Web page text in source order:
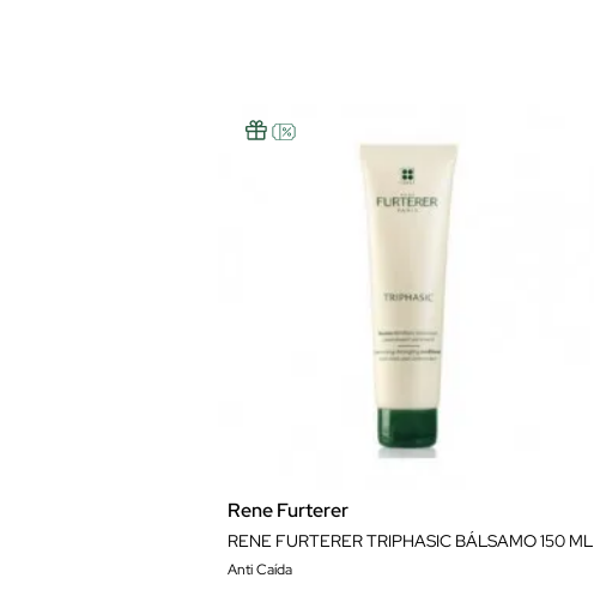
Rene Furterer
RENE FURTERER TRIPHASIC BÁLSAMO 150 ML
Anti Caída